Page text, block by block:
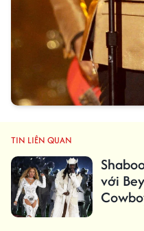
TIN LIÊN QUAN
với